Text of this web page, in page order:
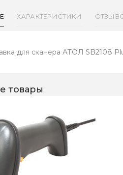
ХАРАКТЕРИСТИКИ
для сканера АТОЛ SB2108
товары